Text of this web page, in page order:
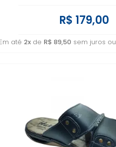
R$ 179,00
até 2x de R$ 89,50 sem juros ou